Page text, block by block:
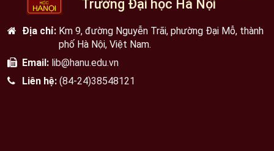
Trường Đại học Hà Nội
Địa chỉ: Km 9, đường Nguyễn Trãi, phường Đại Mỗ, thành
phố Hà Nội, Việt Nam.
Email: lib@hanu.edu.vn
Liên hệ: (84-24)38548121